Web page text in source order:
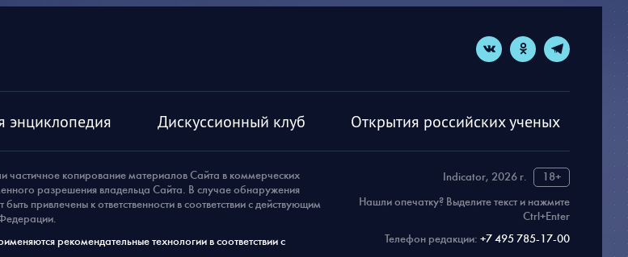
энциклопедия Дискуссионный клуб Открытия российских ученых
Indicator, 2026 г.
18+
Нашли опечатку? Выделите текст и нажмите
Ctrl+Enter
Телефон редакции: +7 495 785-17-00
частичное копирование материалов Сайта в коммерческих
разрешения владельца Сайта. В случае обнаружения
привлечены к ответственности в соответствии с действующим
рекомендательные технологии в соответствии с